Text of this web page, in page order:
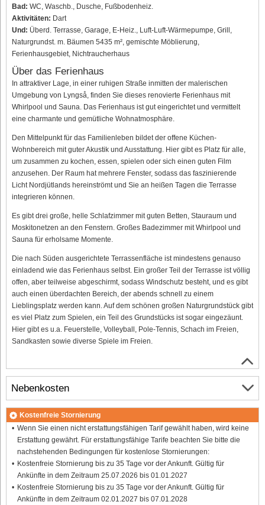
Bad: WC, Waschb., Dusche, Fußbodenheiz.
Aktivitäten: Dart
Und: Überd. Terrasse, Garage, E-Heiz., Luft-Luft-Wärmepumpe, Grill,
Naturgrundst. m. Bäumen 5435 m², gemischte Möblierung,
Ferienhausgebiet, Nichtraucherhaus
Über das Ferienhaus
In attraktiver Lage, in einer ruhigen Straße inmitten der malerischen
Umgebung von Lyngså, finden Sie dieses renovierte Ferienhaus mit
Whirlpool und Sauna. Das Ferienhaus ist gut eingerichtet und vermittelt
eine charmante und gemütliche Wohnatmosphäre.
Den Mittelpunkt für das Familienleben bildet der offene Küchen-
Wohnbereich mit guter Akustik und Ausstattung. Hier gibt es Platz für alle,
um zusammen zu kochen, essen, spielen oder sich einen guten Film
anzusehen. Der Raum hat mehrere Fenster, sodass das faszinierende
Licht Nordjütlands hereinströmt und Sie an heißen Tagen die Terrasse
integrieren können.
Es gibt drei große, helle Schlafzimmer mit guten Betten, Stauraum und
Moskitonetzen an den Fenstern. Großes Badezimmer mit Whirlpool und
Sauna für erholsame Momente.
Die nach Süden ausgerichtete Terrassenfläche ist mindestens genauso
einladend wie das Ferienhaus selbst. Ein großer Teil der Terrasse ist völlig
offen, aber teilweise abgeschirmt, sodass Windschutz besteht, und es gibt
auch einen überdachten Bereich, der abends schnell zu einem
Lieblingsplatz werden kann. Auf dem schönen großen Naturgrundstück gibt
es viel Platz zum Spielen, ein Teil des Grundstücks ist sogar eingezäunt.
Hier gibt es u.a. Feuerstelle, Volleyball, Pole-Tennis, Schach im Freien,
Sandkasten sowie diverse Spiele im Freien.
Nebenkosten
Kostenfreie Stornierung
Wenn Sie einen nicht erstattungsfähigen Tarif gewählt haben, wird keine
Erstattung gewährt. Für erstattungsfähige Tarife beachten Sie bitte die
nachstehenden Bedingungen für kostenlose Stornierungen:
Kostenfreie Stornierung bis zu 35 Tage vor der Ankunft. Gültig für
Ankünfte in dem Zeitraum 25.07.2026 bis 01.01.2027
Kostenfreie Stornierung bis zu 35 Tage vor der Ankunft. Gültig für
Ankünfte in dem Zeitraum 02.01.2027 bis 07.01.2028